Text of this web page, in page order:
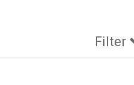
Filter